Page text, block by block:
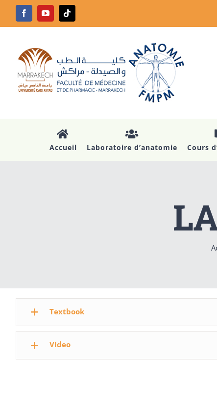
Passer
FacebookYouTubeTiktok
Accueil Laboratoire d’anatomie Cours
Textbook
Video